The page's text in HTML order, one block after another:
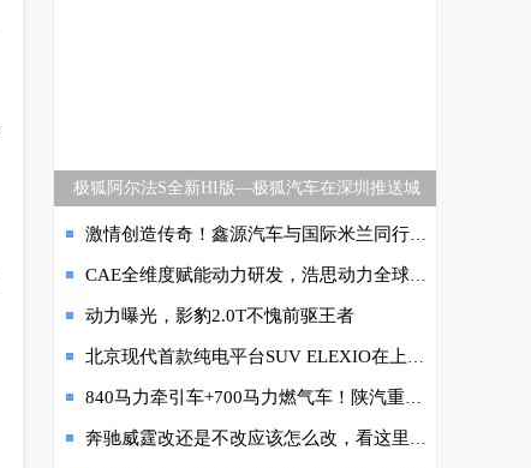
极狐阿尔法S全新HI版—极狐汽车在深圳推送城
激情创造传奇！鑫源汽车与国际米兰同行崛起之路
CAE全维度赋能动力研发，浩思动力全球仿真技术日落地宁波收官
动力曝光，影豹2.0T不愧前驱王者
北京现代首款纯电平台SUV ELEXIO在上海Studio 88 Space迎来全球首秀
840马力牵引车+700马力燃气车！陕汽重卡年会展车太硬核！
奔驰威霆改还是不改应该怎么改，看这里告诉你